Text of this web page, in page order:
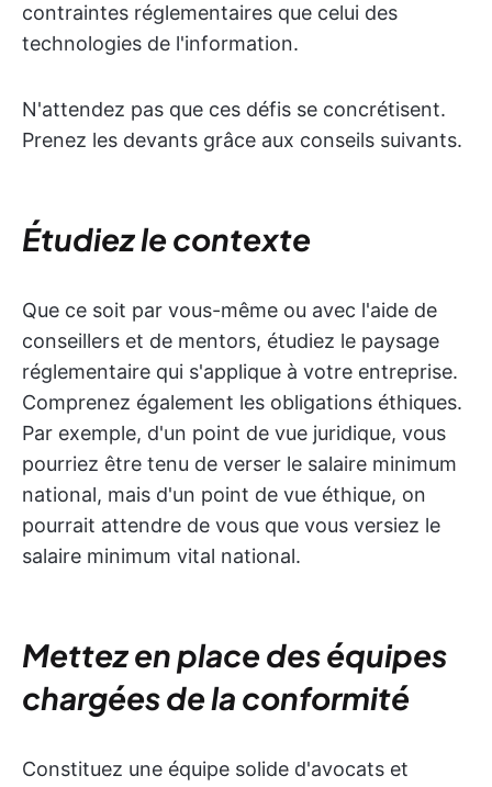
contraintes réglementaires que celui des
technologies de l'information.
N'attendez pas que ces défis se concrétisent.
Prenez les devants grâce aux conseils suivants.
Étudiez le contexte
Que ce soit par vous-même ou avec l'aide de
conseillers et de mentors, étudiez le paysage
réglementaire qui s'applique à votre entreprise.
Comprenez également les obligations éthiques.
Par exemple, d'un point de vue juridique, vous
pourriez être tenu de verser le salaire minimum
national, mais d'un point de vue éthique, on
pourrait attendre de vous que vous versiez le
salaire minimum vital national.
Mettez en place des équipes
chargées de la conformité
Constituez une équipe solide d'avocats et